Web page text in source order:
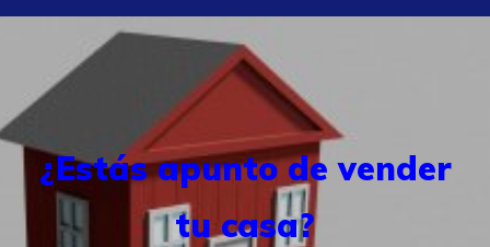
¿Estás apunto de vender
tu casa?